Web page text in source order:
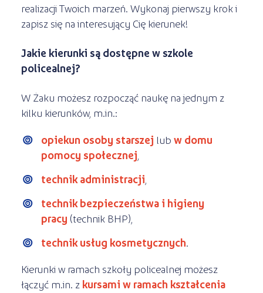
realizacji Twoich marzeń. Wykonaj pierwszy krok i
zapisz się na interesujący Cię kierunek!
Jakie kierunki są dostępne w szkole
policealnej?
W Żaku możesz rozpocząć naukę na jednym z
kilku kierunków, m.in.:
opiekun osoby starszej lub w domu
pomocy społecznej
technik administracji
technik bezpieczeństwa i higieny
pracy (technik BHP),
technik usług kosmetycznych.
Kierunki w ramach szkoły policealnej możesz
łączyć m.in. z kursami w ramach kształcenia